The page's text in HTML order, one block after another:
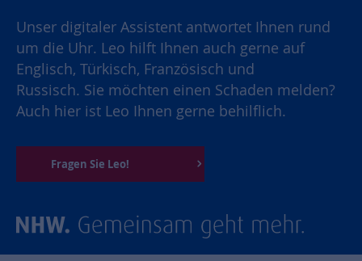
Unser digitaler Assistent antwortet Ihnen rund
um die Uhr. Leo hilft Ihnen auch gerne auf
Englisch, Türkisch, Französisch und
Russisch. Sie möchten einen Schaden melden?
Auch hier ist Leo Ihnen gerne behilflich.
Fragen Sie Leo!